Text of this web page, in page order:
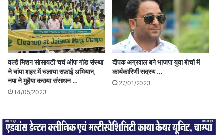
वर्ल्ड मिशन सोसायटी चर्च ऑफ गॉड संस्था
ने चांपा शहर में चलाया सफ़ाई अभियान,
नपा ने मुहैया कराया संसाधन …
14/05/2023
दीपक अग्रवाल बने भाजपा युवा मोर्चा में
कार्यकारिणी सदस्य …
27/01/2023